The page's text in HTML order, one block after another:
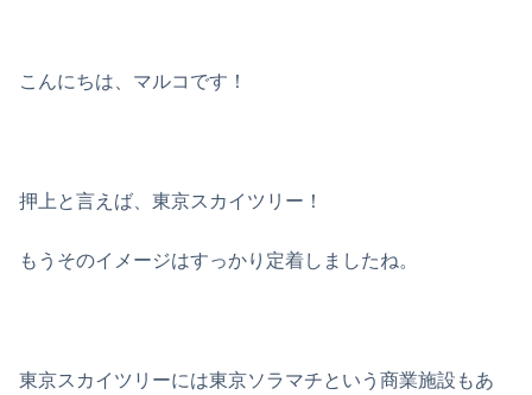
こんにちは、マルコです！
押上と言えば、東京スカイツリー！
もうそのイメージはすっかり定着しましたね。
東京スカイツリーには東京ソラマチという商業施設もあ